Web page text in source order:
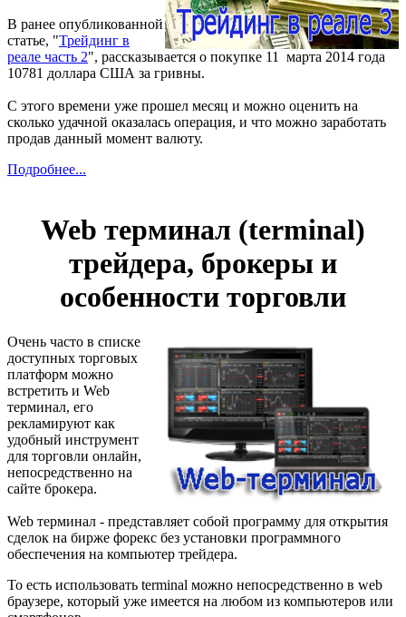
В ранее опубликованной
статье, "Трейдинг в
реале часть 2", рассказывается о покупке 11 марта 2014 года
10781 доллара США за гривны.
С этого времени уже прошел месяц и можно оценить на
сколько удачной оказалась операция, и что можно заработать
продав данный момент валюту.
Подробнее...
Web терминал (terminal)
трейдера, брокеры и
особенности торговли
Очень часто в списке
доступных торговых
платформ можно
встретить и Web
терминал, его
рекламируют как
удобный инструмент
для торговли онлайн,
непосредственно на
сайте брокера.
Web терминал - представляет собой программу для открытия
сделок на бирже форекс без установки программного
обеспечения на компьютер трейдера.
То есть использовать terminal можно непосредственно в web
браузере, который уже имеется на любом из компьютеров или